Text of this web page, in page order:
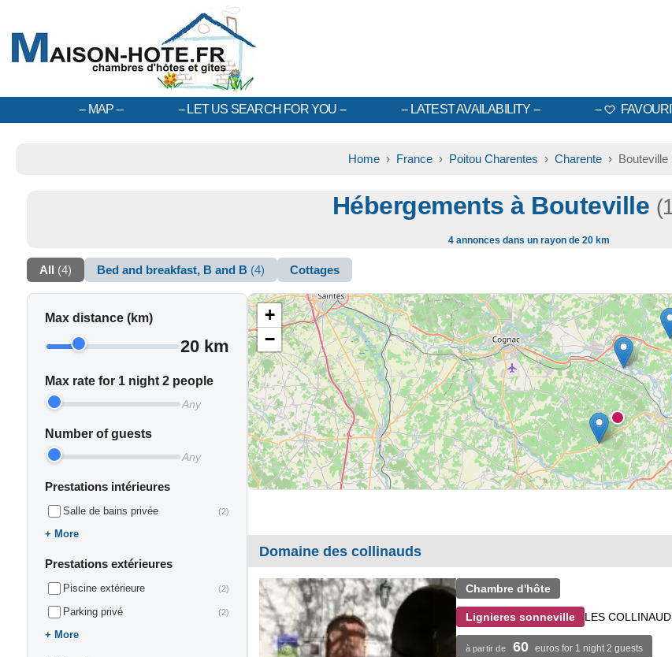
MAP LET US SEARCH FOR YOU LATEST AVAILABILITY
Home› France› Poitou Charentes › Charente› Bouteville
Hébergements à Bouteville
4 annonces dans un rayon de 20 km
All (4) Bed and breakfast, B and B (4) Cottages
Max distance (km)
20 km
Max rate for 1 night 2 people
Any
Number of guests
Any
Prestations intérieures
Salle de bains privée (2)
More
Prestations extérieures
Piscine extérieure (2)
Parking privé (2)
More
+
−
Domaine des collinauds
Chambre d'hôte
Lignieres sonneville LES
à partir de 60 euros for 1 night 2 guests